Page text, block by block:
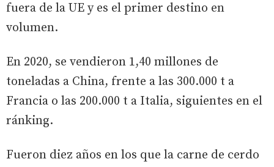
fuera de la UE y es el primer destino en
volumen.
En 2020, se vendieron 1,40 millones de
toneladas a China, frente a las 300.000 t a
Francia o las 200.000 t a Italia, siguientes en el
ránking.
Fueron diez años en los que la carne de cerdo